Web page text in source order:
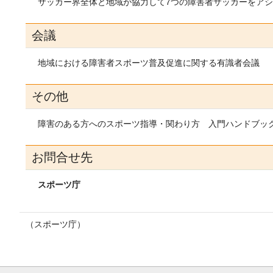
会議
地域における障害者スポーツ普及促進に関する有識者会議
その他
障害のある方へのスポーツ指導・関わり方 入門ハンドブッ
お問合せ先
スポーツ庁
（スポーツ庁）